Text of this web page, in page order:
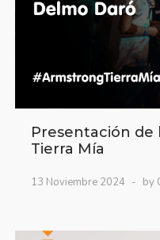
Presentación de
Tierra Mía
13 Noviembre 2024 by